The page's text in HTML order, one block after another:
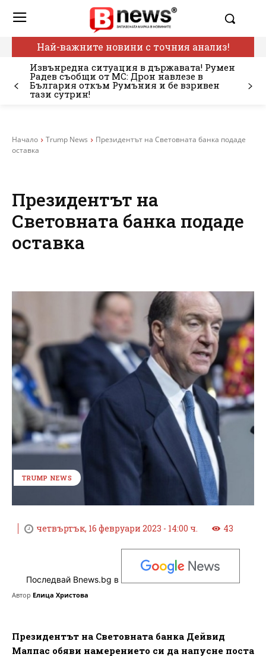
Най-важните новини с точния анализ!
Извънредна ситуация в държавата! Румен
Радев съобщи от МС: Дрон навлезе в
България откъм Румъния и бе взривен
тази сутрин!
Начало Trump News
Президентът на Световната банка подаде
оставка
Президентът на
Световната банка подаде
оставка
TRUMP NEWS
четвъртък, 16 февруари 2023 - 14:00 ч. 43
Последвай Bnews.bg в
Автор Елица Христова
Президентът на Световната банка Дейвид
Малпас обяви намерението си да напусне поста